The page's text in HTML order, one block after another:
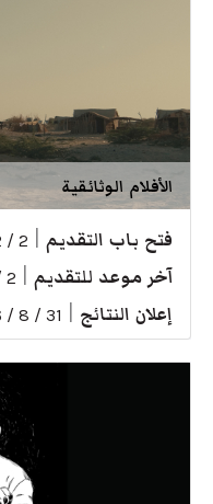
الأفلام الوثائقية
فتح باب التقديم 2 / 2 / 2026
آخر موعد للتقديم 2 / 4 / 2026
إعلان النتائج 31 / 8 / 2026